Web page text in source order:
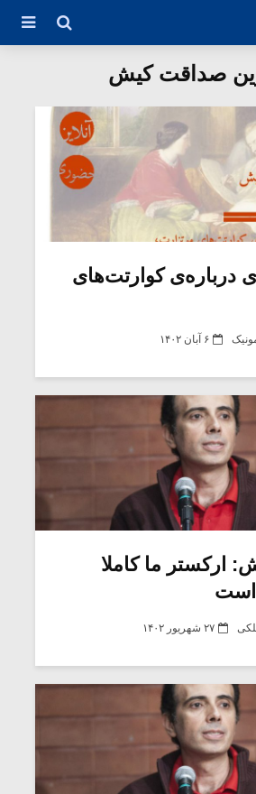
صداقت کیش
درباره‌ی کوارتت‌های
۶ آبان ۱۴۰۲
ارکستر ما کاملا
است
۲۷ شهریور ۱۴۰۲